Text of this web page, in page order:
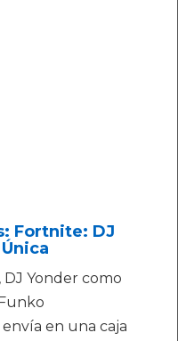
Fortnite: DJ
Yonder como
en una caja